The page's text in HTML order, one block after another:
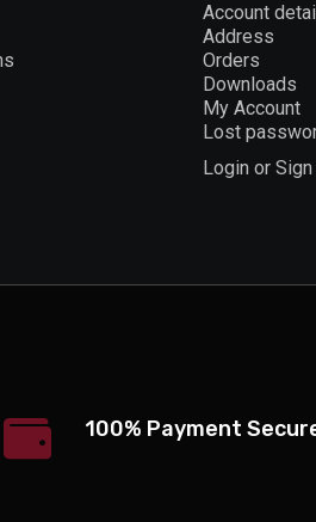
Account
Address
Orders
Downloads
My Account
Lost
Login or Sign
100% Payment